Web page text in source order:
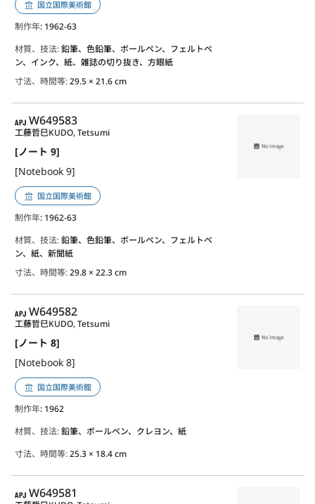
国立国際美術館
制作年: 1962-63
材質、技法:鉛筆、色鉛筆、ボールペン、フェルトペ
ン、インク、紙、雑誌の切り抜き、方眼紙
寸法、時間等:29.5 × 21.6 cm
APJ
W649583
[ノート 9]
[Notebook 9]
工藤哲巳KUDO, Tetsumi
国立国際美術館
制作年: 1962-63
材質、技法:鉛筆、色鉛筆、ボールペン、フェルトペ
ン、紙、新聞紙
寸法、時間等:29.8 × 22.3 cm
APJ
W649582
[ノート 8]
[Notebook 8]
工藤哲巳KUDO, Tetsumi
国立国際美術館
制作年: 1962
材質、技法:鉛筆、ボールペン、クレヨン、紙
寸法、時間等:25.3 × 18.4 cm
APJ
W649581